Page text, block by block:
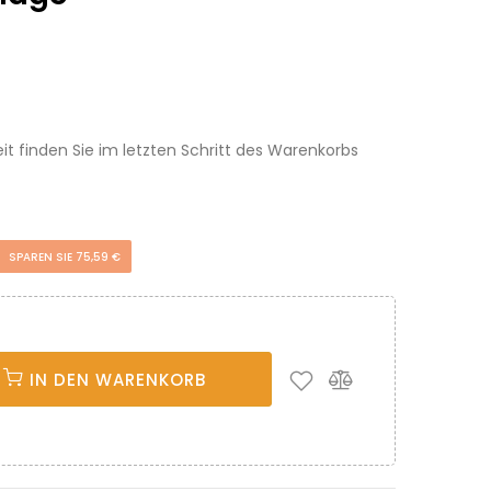
finden Sie im letzten Schritt des Warenkorbs
SPAREN SIE 75,59 €
IN DEN WARENKORB